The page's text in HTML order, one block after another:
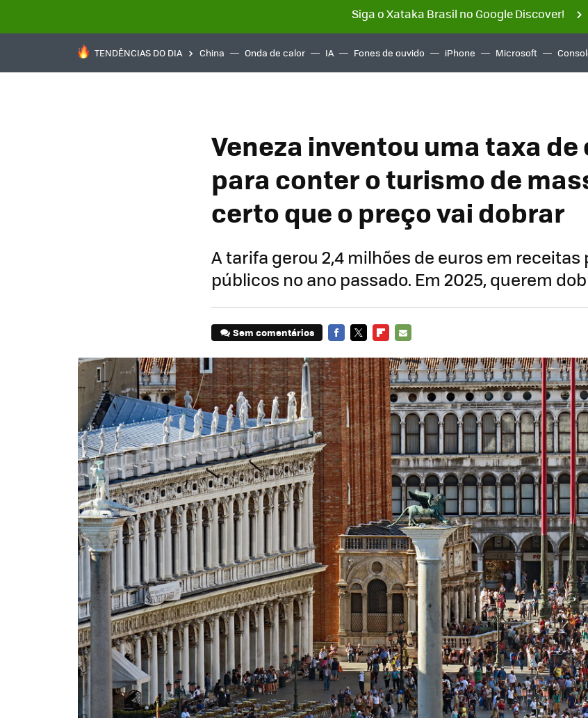
Siga o Xataka Brasil no Google Discover!
TENDÊNCIAS DO DIA China Onda de calor IA Fones de ouvido iPhone Microsoft
Veneza inventou uma taxa
para conter o turismo de
certo que o preço vai dobrar
A tarifa gerou 2,4 milhões de euros em receitas
públicos no ano passado. Em 2025, querem
Sem comentários
MAIL